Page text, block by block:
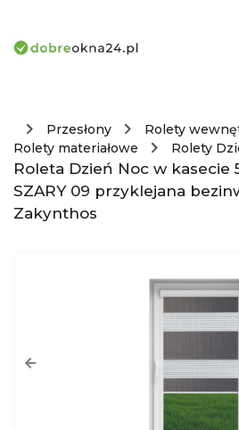
Przesłony
Rolety
Rolety materiałowe
Rolety
Roleta Dzień Noc w kasecie
SZARY 09 przyklejana
Zakynthos